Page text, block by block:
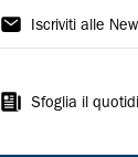
Gazzetta
Modena
Iscriviti alle
Sfoglia il